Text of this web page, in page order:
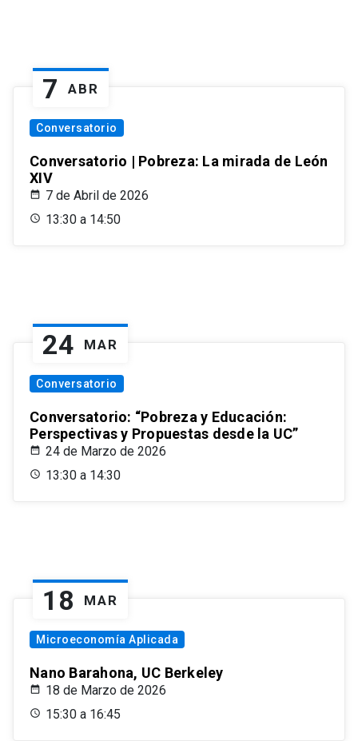
7 ABR
Conversatorio
Conversatorio | Pobreza: La mirada de León
XIV
7 de Abril de 2026
13:30 a 14:50
24 MAR
Conversatorio
Conversatorio: “Pobreza y Educación:
Perspectivas y Propuestas desde la UC”
24 de Marzo de 2026
13:30 a 14:30
18 MAR
Microeconomía Aplicada
Nano Barahona, UC Berkeley
18 de Marzo de 2026
15:30 a 16:45